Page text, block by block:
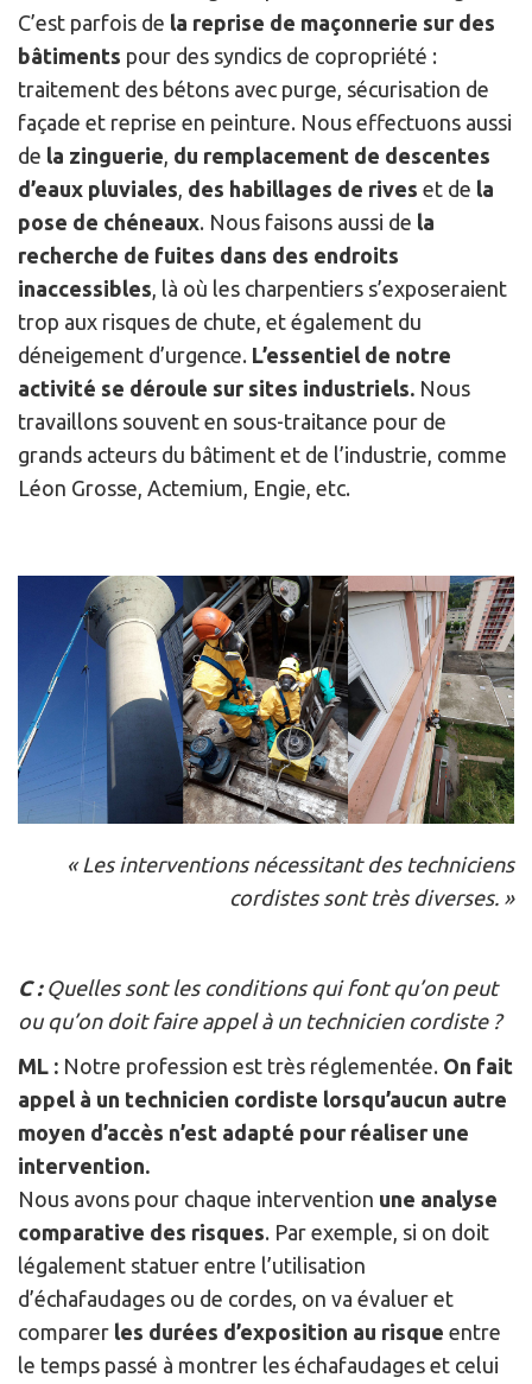
C’est parfois de la reprise de maçonnerie sur des
bâtiments pour des syndics de copropriété :
traitement des bétons avec purge, sécurisation de
façade et reprise en peinture. Nous effectuons aussi
de la zinguerie du remplacement de descentes
d’eaux pluviales des habillages de rives et de la
pose de chéneaux. Nous faisons aussi de la
recherche de fuites dans des endroits
inaccessibles , là où les charpentiers s’exposeraient
trop aux risques de chute, et également du
déneigement d’urgence. L’essentiel de notre
activité se déroule sur sites industriels. Nous
travaillons souvent en sous-traitance pour de
grands acteurs du bâtiment et de l’industrie, comme
Léon Grosse, Actemium, Engie, etc.
« Les interventions nécessitant des techniciens
cordistes sont très diverses. »
C :Quelles sont les conditions qui font qu’on peut
ou qu’on doit faire appel à un technicien cordiste ?
ML : Notre profession est très réglementée. On fait
appel à un technicien cordiste lorsqu’aucun autre
moyen d’accès n’est adapté pour réaliser une
intervention.
Nous avons pour chaque intervention une analyse
comparative des risques. Par exemple, si on doit
légalement statuer entre l’utilisation
d’échafaudages ou de cordes, on va évaluer et
comparer les durées d’exposition au risque entre
le temps passé à montrer les échafaudages et celui